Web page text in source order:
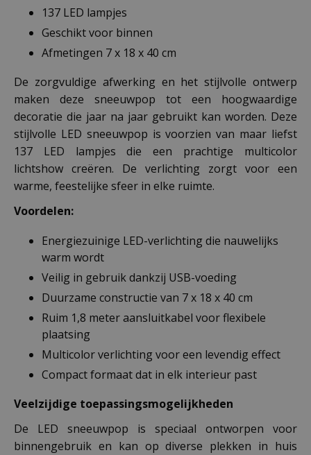
137 LED lampjes
Geschikt voor binnen
Afmetingen 7 x 18 x 40 cm
De zorgvuldige afwerking en het stijlvolle ontwerp
maken deze sneeuwpop tot een hoogwaardige
decoratie die jaar na jaar gebruikt kan worden. Deze
stijlvolle LED sneeuwpop is voorzien van maar liefst
137 LED lampjes die een prachtige multicolor
lichtshow creëren. De verlichting zorgt voor een
warme, feestelijke sfeer in elke ruimte.
Voordelen:
Energiezuinige LED-verlichting die nauwelijks
warm wordt
Veilig in gebruik dankzij USB-voeding
Duurzame constructie van 7 x 18 x 40 cm
Ruim 1,8 meter aansluitkabel voor flexibele
plaatsing
Multicolor verlichting voor een levendig effect
Compact formaat dat in elk interieur past
Veelzijdige toepassingsmogelijkheden
De LED sneeuwpop is speciaal ontworpen voor
binnengebruik en kan op diverse plekken in huis